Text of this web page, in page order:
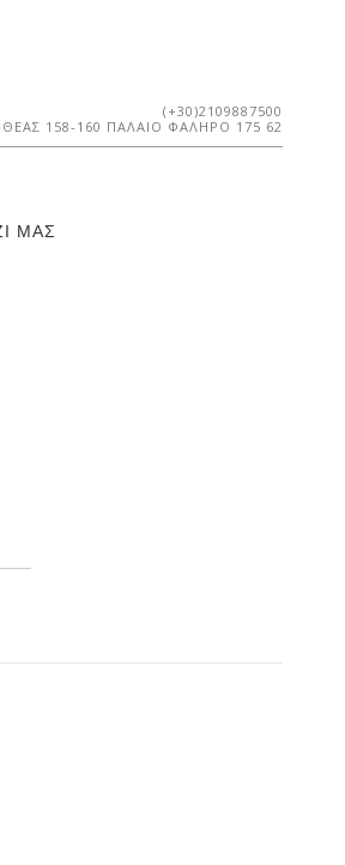
(+30)2109887500
158-160 ΠΑΛΑΙΌ ΦΆΛΗΡΟ 175 62
ΜΑΣ